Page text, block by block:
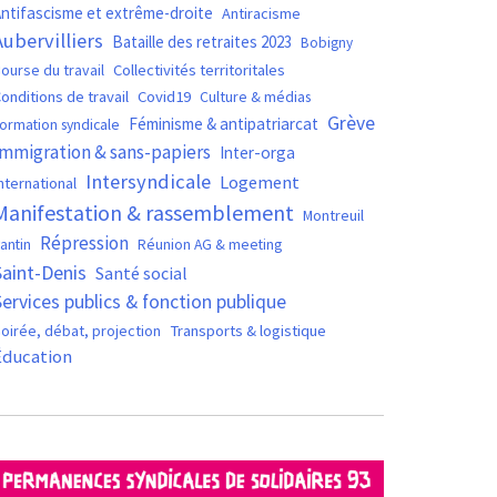
et extrême-droite Antiracisme
Bataille des retraites 2023 Bobigny
du travail Collectivités territoritales
de travail Covid19 Culture & médias
syndicale Féminisme & antipatriarcat Grève
& sans-papiers Inter-orga
Intersyndicale Logement
& rassemblement Montreuil
Répression Réunion AG & meeting
Denis Santé social
publics & fonction publique
débat, projection Transports & logistique